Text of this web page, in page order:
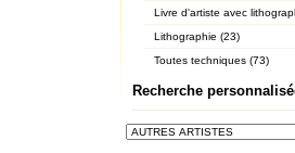
Livre d'artiste avec
Lithographie (23)
Toutes techniques (73)
Recherche